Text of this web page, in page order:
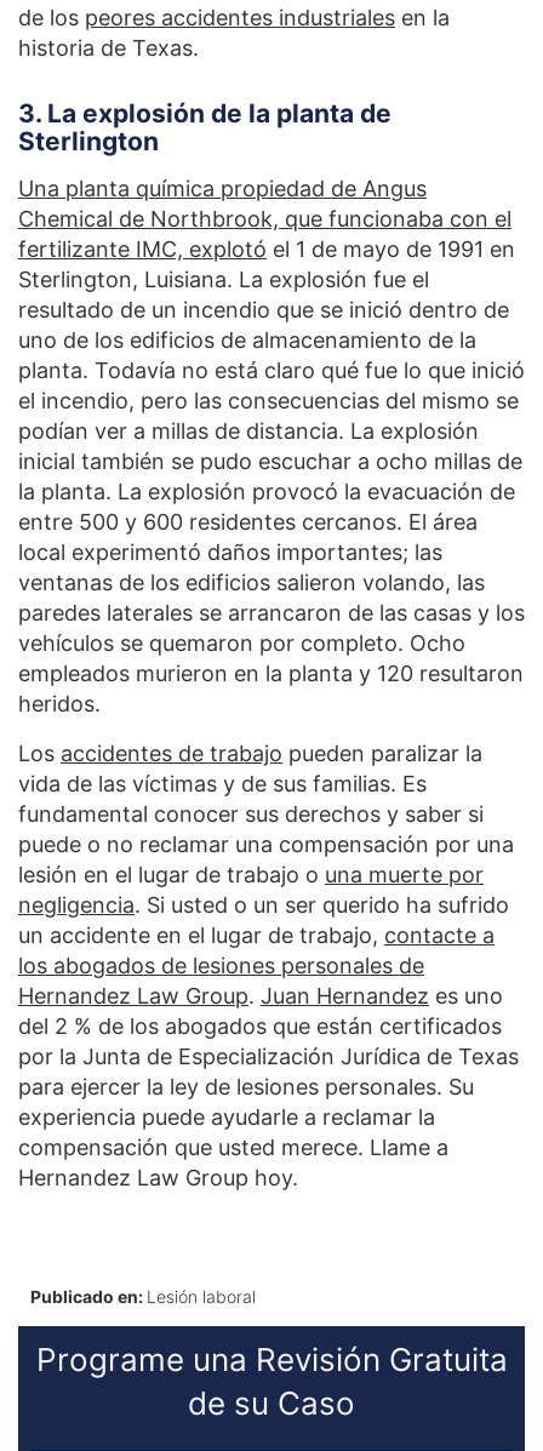
de los peores accidentes industriales en la
historia de Texas.
3. La explosión de la planta de
Sterlington
Una planta química propiedad de Angus
Chemical de Northbrook, que funcionaba con el
fertilizante IMC, explotó el 1 de mayo de 1991 en
Sterlington, Luisiana. La explosión fue el
resultado de un incendio que se inició dentro de
uno de los edificios de almacenamiento de la
planta. Todavía no está claro qué fue lo que inició
el incendio, pero las consecuencias del mismo se
podían ver a millas de distancia. La explosión
inicial también se pudo escuchar a ocho millas de
la planta. La explosión provocó la evacuación de
entre 500 y 600 residentes cercanos. El área
local experimentó daños importantes; las
ventanas de los edificios salieron volando, las
paredes laterales se arrancaron de las casas y los
vehículos se quemaron por completo. Ocho
empleados murieron en la planta y 120 resultaron
heridos.
Los accidentes de trabajo pueden paralizar la
vida de las víctimas y de sus familias. Es
fundamental conocer sus derechos y saber si
puede o no reclamar una compensación por una
lesión en el lugar de trabajo o una muerte por
negligencia. Si usted o un ser querido ha sufrido
un accidente en el lugar de trabajo, contacte a
los abogados de lesiones personales de
Hernandez Law Group. Juan Hernandez es uno
del 2 % de los abogados que están certificados
por la Junta de Especialización Jurídica de Texas
para ejercer la ley de lesiones personales. Su
experiencia puede ayudarle a reclamar la
compensación que usted merece. Llame a
Hernandez Law Group hoy.
Publicado en: Lesión laboral
Programe una Revisión Gratuita
de su Caso